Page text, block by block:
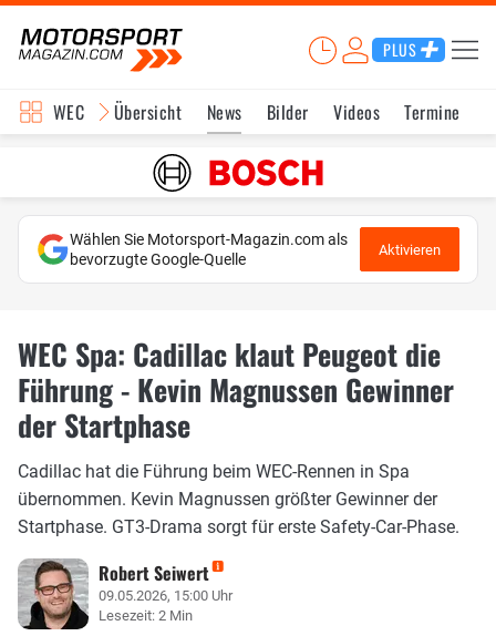
PLUS
WEC Übersicht News Bilder Videos Termine
Wählen Sie Motorsport-Magazin.com als
bevorzugte Google-Quelle
Aktivieren
WEC Spa: Cadillac klaut Peugeot die
Führung - Kevin Magnussen Gewinner
der Startphase
Cadillac hat die Führung beim WEC-Rennen in Spa
übernommen. Kevin Magnussen größter Gewinner der
Startphase. GT3-Drama sorgt für erste Safety-Car-Phase.
Robert Seiwert
09.05.2026, 15:00 Uhr
Lesezeit: 2 Min